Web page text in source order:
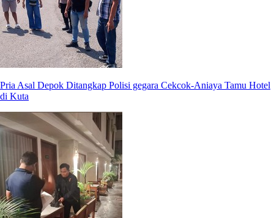
Pria Asal Depok Ditangkap Polisi gegara Cekcok-Aniaya Tamu Hotel
di Kuta